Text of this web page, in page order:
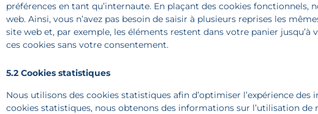
préférences en tant qu’internaute. En plaçant des cookies fonctionnels,
web. Ainsi, vous n’avez pas besoin de saisir à plusieurs reprises les
site web et, par exemple, les éléments restent dans votre panier jusqu’à
ces cookies sans votre consentement.
5.2 Cookies statistiques
Nous utilisons des cookies statistiques afin d’optimiser l’expérience
cookies statistiques, nous obtenons des informations sur l’utilisation